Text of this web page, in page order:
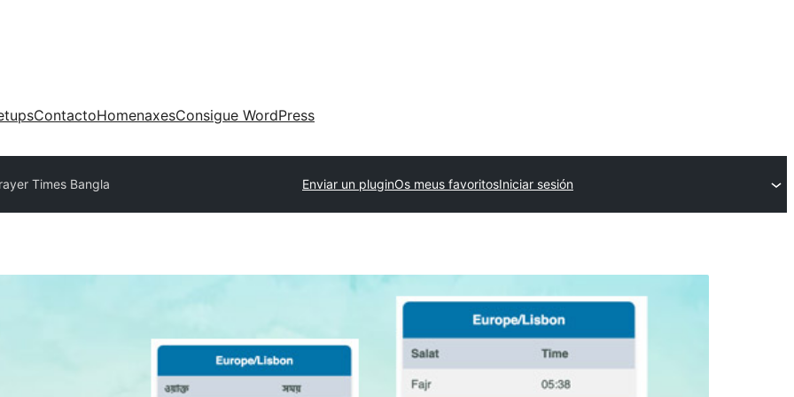
ContactoHomenaxesConsigue WordPress
Times Bangla Enviar un pluginOs meus favoritosIniciar sesión